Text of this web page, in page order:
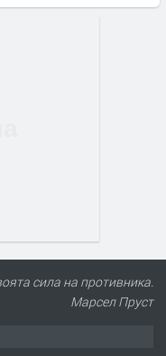
сила на противника.
Марсел Пруст